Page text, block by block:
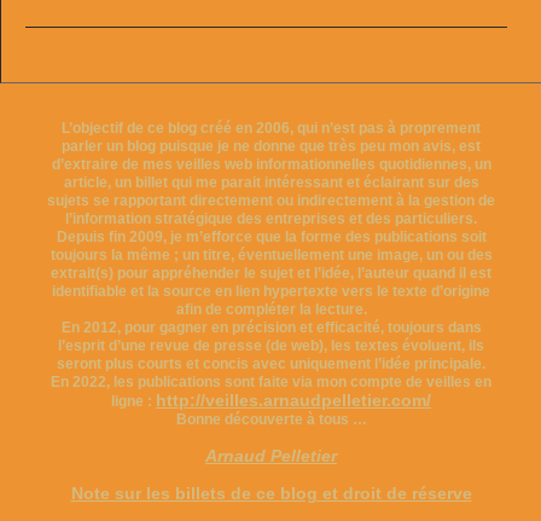
L’objectif de ce blog créé en 2006, qui n’est pas à proprement
parler un blog puisque je ne donne que très peu mon avis, est
d’extraire de mes veilles web informationnelles quotidiennes, un
article, un billet qui me parait intéressant et éclairant sur des
sujets se rapportant directement ou indirectement à la gestion de
l’information stratégique des entreprises et des particuliers.
Depuis fin 2009, je m’efforce que la forme des publications soit
toujours la même ; un titre, éventuellement une image, un ou des
extrait(s) pour appréhender le sujet et l’idée, l’auteur quand il est
identifiable et la source en lien hypertexte vers le texte d’origine
afin de compléter la lecture.
En 2012, pour gagner en précision et efficacité, toujours dans
l’esprit d’une revue de presse (de web), les textes évoluent, ils
seront plus courts et concis avec uniquement l’idée principale.
En 2022, les publications sont faite via mon compte de veilles en
ligne : http://veilles.arnaudpelletier.com/
Bonne découverte à tous …
Arnaud Pelletier
Note sur les billets de ce blog et droit de réserve